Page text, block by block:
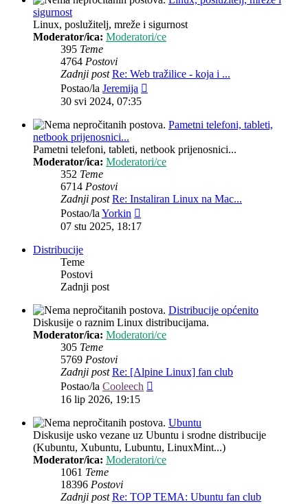
sigurnost
Linux, poslužitelj, mreže i sigurnost
Moderator/ica: Moderatori/ce
395 Teme
4764 Postovi
Zadnji post Re: Web tražilice - koja i ...
Postao/la Jeremija
30 svi 2024, 07:35
Pametni telefoni, tableti,
netbook prijenosnici...
Pametni telefoni, tableti, netbook prijenosnici...
Moderator/ica: Moderatori/ce
352 Teme
6714 Postovi
Zadnji post Re: Instaliran Linux na Mac...
Postao/laYorkin
post
07 stu 2025, 18:17
Distribucije
Teme
Postovi
Zadnji post
Distribucije općenito
Diskusije o raznim Linux distribucijama.
Moderator/ica: Moderatori/ce
305 Teme
5769 Postovi
Zadnji post Re: [Alpine Linux] fan club
Postao/la Cooleech
16 lip 2026, 19:15
Ubuntu
Diskusije usko vezane uz Ubuntu i srodne distribucije
(Kubuntu, Xubuntu, Lubuntu, LinuxMint...)
Moderator/ica: Moderatori/ce
1061 Teme
18396 Postovi
Zadnji post Re: TOP TEMA: Ubuntu fan club